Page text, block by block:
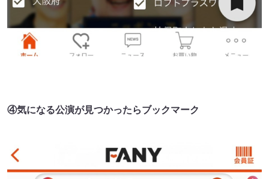
④気になる公演が見つかったらブックマーク